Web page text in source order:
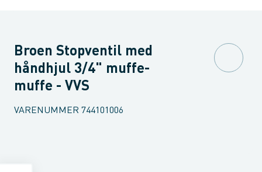
Broen Stopventil med
håndhjul 3/4" muffe-
muffe - VVS
VARENUMMER 744101006